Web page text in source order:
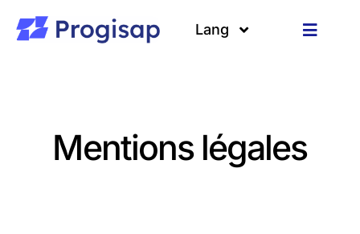
contenu
Toggle
Lang
Mentions légales